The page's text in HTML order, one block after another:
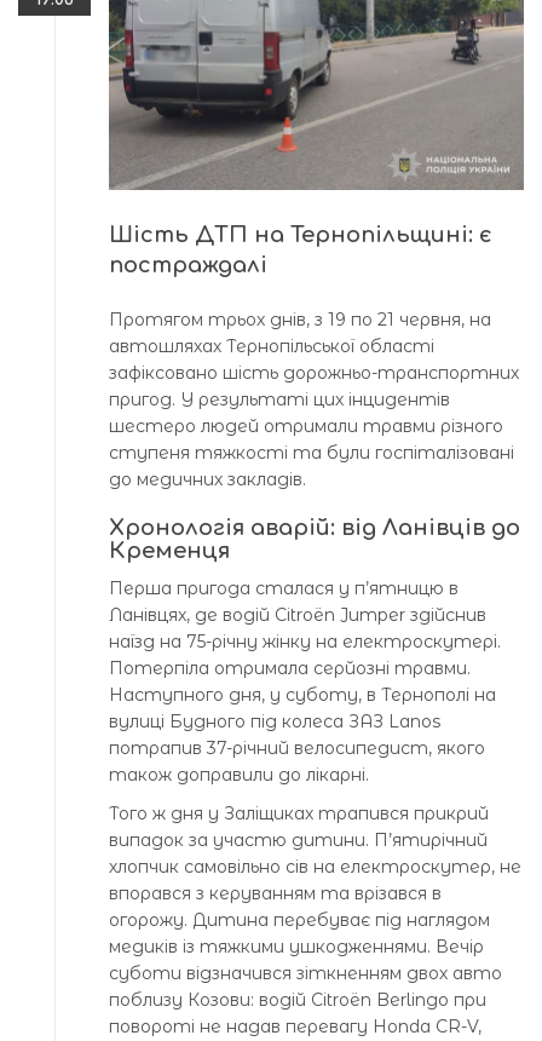
Шість ДТП на Тернопільщині: є
постраждалі
Протягом трьох днів, з 19 по 21 червня, на
автошляхах Тернопільської області
зафіксовано шість дорожньо-транспортних
пригод. У результаті цих інцидентів
шестеро людей отримали травми різного
ступеня тяжкості та були госпіталізовані
до медичних закладів.
Хронологія аварій: від Ланівців до
Кременця
Перша пригода сталася у п’ятницю в
Ланівцях, де водій Citroën Jumper здійснив
наїзд на 75-річну жінку на електроскутері.
Потерпіла отримала серйозні травми.
Наступного дня, у суботу, в Тернополі на
вулиці Будного під колеса ЗАЗ Lanos
потрапив 37-річний велосипедист, якого
також доправили до лікарні.
Того ж дня у Заліщиках трапився прикрий
випадок за участю дитини. П’ятирічний
хлопчик самовільно сів на електроскутер, не
впорався з керуванням та врізався в
огорожу. Дитина перебуває під наглядом
медиків із тяжкими ушкодженнями. Вечір
суботи відзначився зіткненням двох авто
поблизу Козови: водій Citroën Berlingo при
повороті не надав перевагу Honda CR-V,